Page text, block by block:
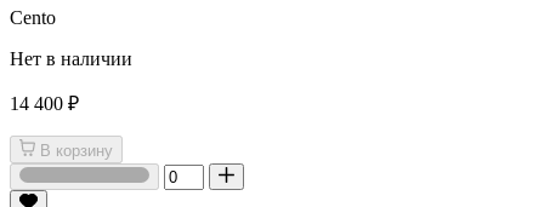
Cento
Нет в наличии
14 400 ₽
В корзину